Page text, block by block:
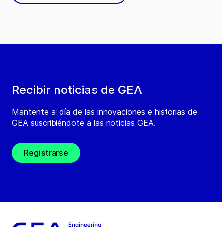
Recibir noticias de GEA
Mantente al día de las innovaciones e historias de
GEA suscribiéndote a las noticias GEA.
Registrarse